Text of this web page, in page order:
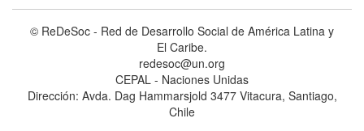
© ReDeSoc - Red de Desarrollo Social de América Latina y
El Caribe.
redesoc@un.org
CEPAL - Naciones Unidas
Dirección: Avda. Dag Hammarsjold 3477 Vitacura, Santiago,
Chile